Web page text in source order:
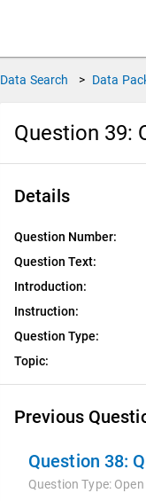
Data Search > Data
Question 39:
Details
Question Number:
Question Text:
Introduction:
Instruction:
Question Type:
Topic:
Previous
Question 38:
Question Type: Open